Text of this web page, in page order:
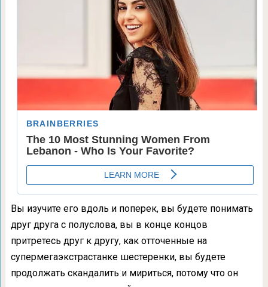
Вы изучите его вдоль и поперек, вы будете понимать
друг друга с полуслова, вы в конце концов
притретесь друг к другу, как отточенные на
супермегаэкстрастанке шестеренки, вы будете
продолжать скандалить и мириться, потому что он